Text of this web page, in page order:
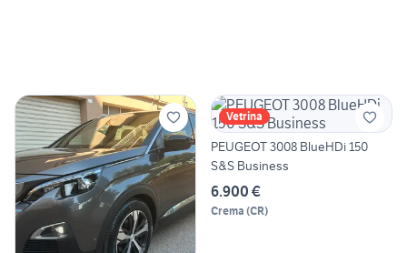
Vetrina
PEUGEOT 3008 BlueHDi 150
S&S Business
6.900 €
Crema (CR)